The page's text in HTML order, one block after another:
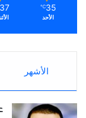
35
℃
الأحد
الأشهر